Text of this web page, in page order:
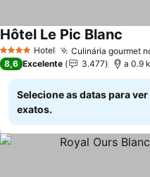
4 EstrelasHotel Culinária gourmet
Hôtel Le Pic Blanc
8,6 Excelente 3.477 a 0.9
Selecione as datas para
exatos.